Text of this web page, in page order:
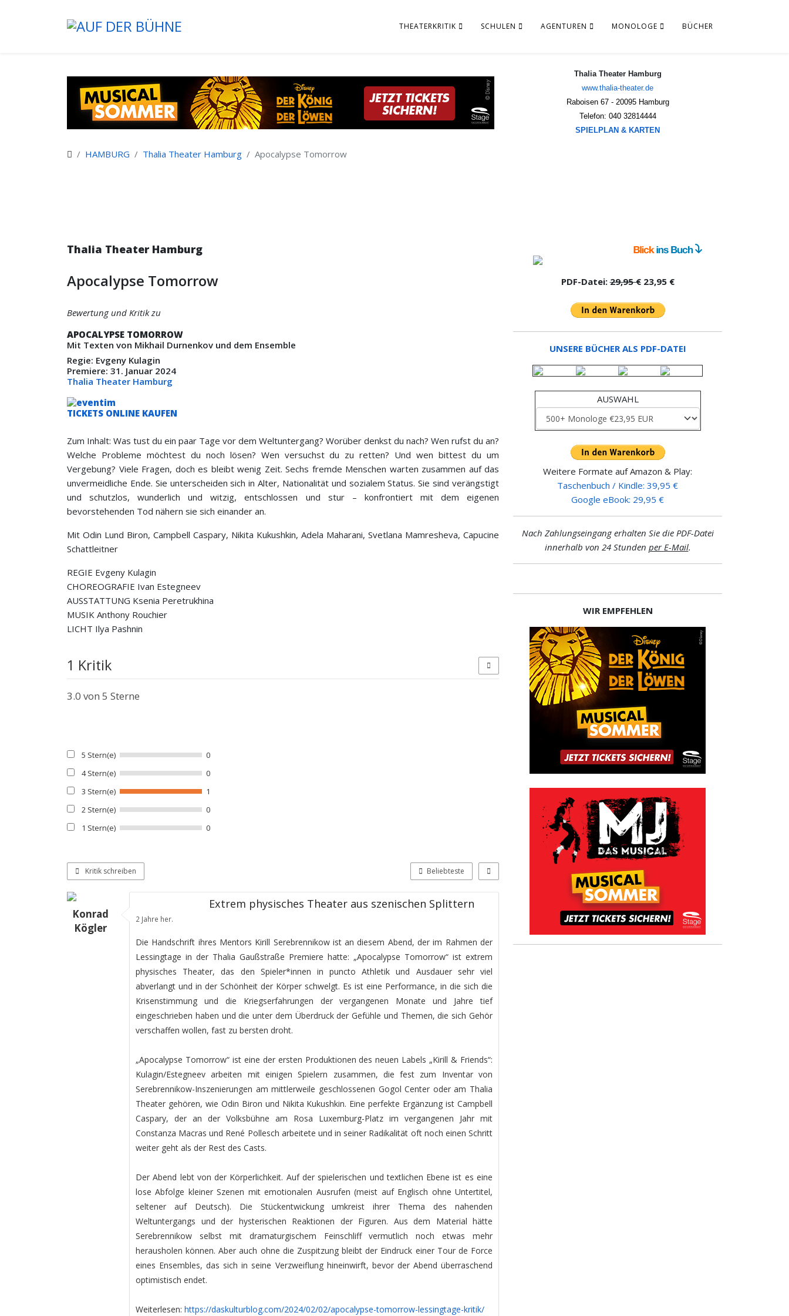
THEATERKRITIK SCHULEN AGENTUREN MONOLOGE BÜCHER
Thalia Theater Hamburg
www.thalia-theater.de
Raboisen 67 - 20095 Hamburg
Telefon: 040 32814444
SPIELPLAN & KARTEN
HAMBURG Thalia Theater Hamburg Apocalypse Tomorrow
Thalia Theater Hamburg
Apocalypse Tomorrow
Bewertung und Kritik zu
APOCALYPSE TOMORROW
Mit Texten von Mikhail Durnenkov und dem Ensemble
Regie: Evgeny Kulagin
Premiere: 31. Januar 2024
Thalia Theater Hamburg
TICKETS ONLINE KAUFEN
Zum Inhalt: Was tust du ein paar Tage vor dem Weltuntergang? Worüber denkst du nach? Wen rufst du an?
Welche Probleme möchtest du noch lösen? Wen versuchst du zu retten? Und wen bittest du um
Vergebung? Viele Fragen, doch es bleibt wenig Zeit. Sechs fremde Menschen warten zusammen auf das
unvermeidliche Ende. Sie unterscheiden sich in Alter, Nationalität und sozialem Status. Sie sind verängstigt
und schutzlos, wunderlich und witzig, entschlossen und stur – konfrontiert mit dem eigenen
bevorstehenden Tod nähern sie sich einander an.
Mit Odin Lund Biron, Campbell Caspary, Nikita Kukushkin, Adela Maharani, Svetlana Mamresheva, Capucine
Schattleitner
REGIE Evgeny Kulagin
CHOREOGRAFIE Ivan Estegneev
AUSSTATTUNG Ksenia Peretrukhina
MUSIK Anthony Rouchier
LICHT Ilya Pashnin
1 Kritik
3.0 von 5 Sterne
5 Stern(e)
0
4 Stern(e)
0
3 Stern(e)
1
2 Stern(e)
0
1 Stern(e)
0
Kritik schreiben Beliebteste
Konrad
Kögler
Extrem physisches Theater aus szenischen Splittern
2 Jahre her.
Die Handschrift ihres Mentors Kirill Serebrennikow ist an diesem Abend, der im Rahmen der
Lessingtage in der Thalia Gaußstraße Premiere hatte: „Apocalypse Tomorrow“ ist extrem
physisches Theater, das den Spieler*innen in puncto Athletik und Ausdauer sehr viel
abverlangt und in der Schönheit der Körper schwelgt. Es ist eine Performance, in die sich die
Krisenstimmung und die Kriegserfahrungen der vergangenen Monate und Jahre tief
eingeschrieben haben und die unter dem Überdruck der Gefühle und Themen, die sich Gehör
verschaffen wollen, fast zu bersten droht.
„Apocalypse Tomorrow“ ist eine der ersten Produktionen des neuen Labels „Kirill & Friends“:
Kulagin/Estegneev arbeiten mit einigen Spielern zusammen, die fest zum Inventar von
Serebrennikow-Inszenierungen am mittlerweile geschlossenen Gogol Center oder am Thalia
Theater gehören, wie Odin Biron und Nikita Kukushkin. Eine perfekte Ergänzung ist Campbell
Caspary, der an der Volksbühne am Rosa Luxemburg-Platz im vergangenen Jahr mit
Constanza Macras und René Pollesch arbeitete und in seiner Radikalität oft noch einen Schritt
weiter geht als der Rest des Casts.
Der Abend lebt von der Körperlichkeit. Auf der spielerischen und textlichen Ebene ist es eine
lose Abfolge kleiner Szenen mit emotionalen Ausrufen (meist auf Englisch ohne Untertitel,
seltener auf Deutsch). Die Stückentwickung umkreist ihrer Thema des nahenden
Weltuntergangs und der hysterischen Reaktionen der Figuren. Aus dem Material hätte
Serebrennikow selbst mit dramaturgischem Feinschliff vermutlich noch etwas mehr
herausholen können. Aber auch ohne die Zuspitzung bleibt der Eindruck einer Tour de Force
eines Ensembles, das sich in seine Verzweiflung hineinwirft, bevor der Abend überraschend
optimistisch endet.
Weiterlesen: https://daskulturblog.com/2024/02/02/apocalypse-tomorrow-lessingtage-kritik/
PDF-Datei:29,95 €23,95 €
UNSERE BÜCHER ALS PDF-DATEI
AUSWAHL
Weitere Formate auf Amazon & Play:
Taschenbuch / Kindle: 39,95 €
Google eBook: 29,95 €
Nach Zahlungseingang erhalten Sie die PDF-Datei
innerhalb von 24 Stunden per E-Mail.
WIR EMPFEHLEN